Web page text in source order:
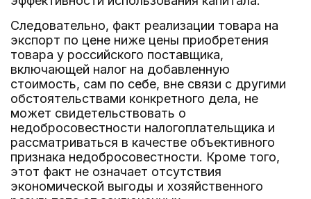
Следовательно, факт реализации товара на
экспорт по цене ниже цены приобретения
товара у российского поставщика,
включающей налог на добавленную
стоимость, сам по себе, вне связи с другими
обстоятельствами конкретного дела, не
может свидетельствовать о
недобросовестности налогоплательщика и
рассматриваться в качестве объективного
признака недобросовестности. Кроме того,
этот факт не означает отсутствия
экономической выгоды и хозяйственного